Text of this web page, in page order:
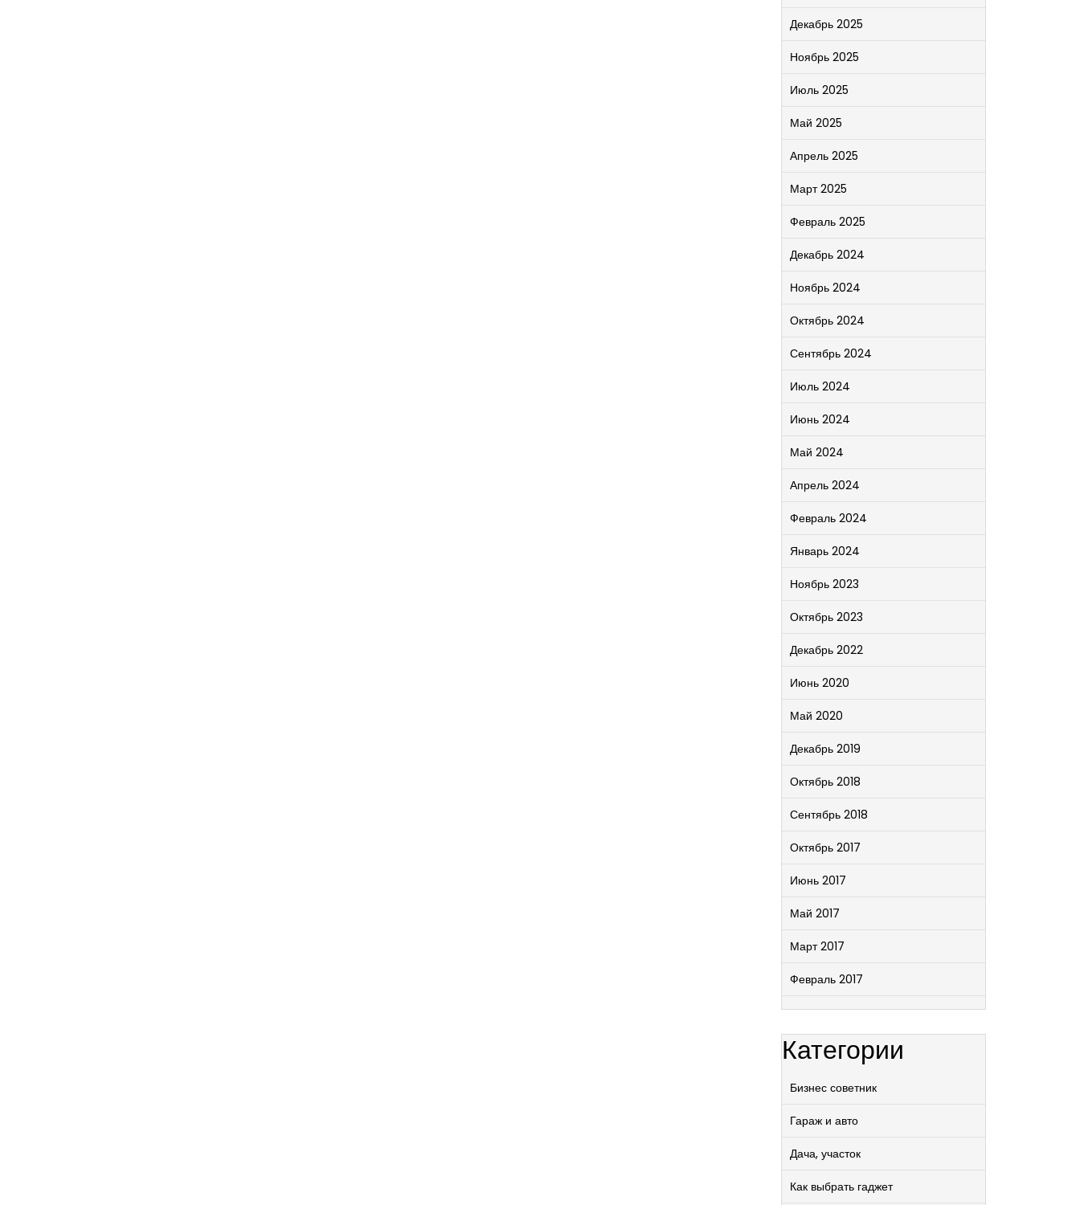
Декабрь 2025
Ноябрь 2025
Июль 2025
Май 2025
Апрель 2025
Март 2025
Февраль 2025
Декабрь 2024
Ноябрь 2024
Октябрь 2024
Сентябрь 2024
Июль 2024
Июнь 2024
Май 2024
Апрель 2024
Февраль 2024
Январь 2024
Ноябрь 2023
Октябрь 2023
Декабрь 2022
Июнь 2020
Май 2020
Декабрь 2019
Октябрь 2018
Сентябрь 2018
Октябрь 2017
Июнь 2017
Май 2017
Март 2017
Февраль 2017
Категории
Бизнес советник
Гараж и авто
Дача, участок
Как выбрать гаджет